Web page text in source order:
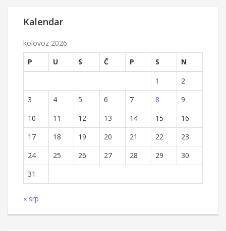
Kalendar
kolovoz 2026
P
U S Č P S
N
1
2
3
4 5 6 7 8
9
10
11 12 13 14 15
16
17
18 19 20 21 22
23
24
25 26 27 28 29
30
31
« srp